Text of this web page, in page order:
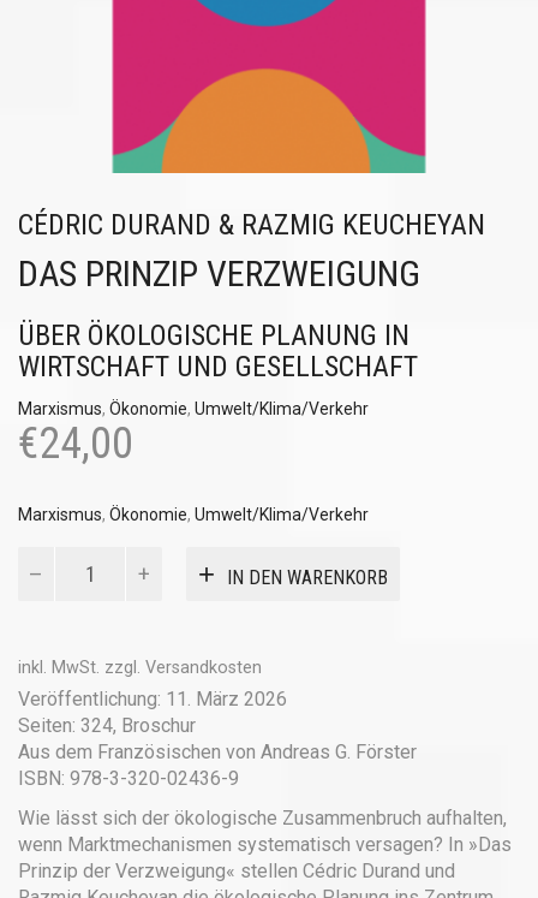
CÉDRIC DURAND & RAZMIG KEUCHEYAN
DAS PRINZIP VERZWEIGUNG
ÜBER ÖKOLOGISCHE PLANUNG IN
WIRTSCHAFT UND GESELLSCHAFT
Marxismus, Ökonomie, Umwelt/Klima/Verkehr
€24,00
Marxismus, Ökonomie, Umwelt/Klima/Verkehr
IN DEN WARENKORB
inkl. MwSt. zzgl. Versandkosten
Veröffentlichung: 11. März 2026
Seiten: 324, Broschur
Aus dem Französischen von Andreas G. Förster
ISBN: 978-3-320-02436-9
Wie lässt sich der ökologische Zusammenbruch aufhalten,
wenn Marktmechanismen systematisch versagen? In »Das
Prinzip der Verzweigung« stellen Cédric Durand und